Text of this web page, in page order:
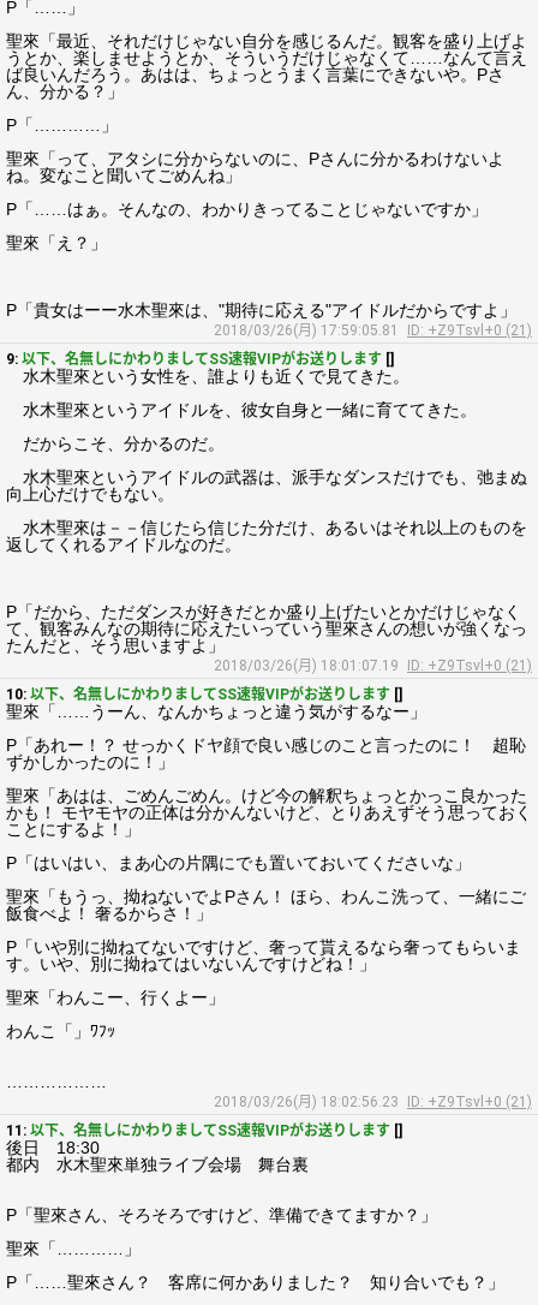
P「……」
聖來「最近、それだけじゃない自分を感じるんだ。観客を盛り上げよ
うとか、楽しませようとか、そういうだけじゃなくて……なんて言え
ば良いんだろう。あはは、ちょっとうまく言葉にできないや。Pさ
ん、分かる？」
P「…………」
聖來「って、アタシに分からないのに、Pさんに分かるわけないよ
ね。変なこと聞いてごめんね」
P「……はぁ。そんなの、わかりきってることじゃないですか」
聖來「え？」
P「貴女はーー水木聖來は、"期待に応える"アイドルだからですよ」
2018/03/26(月) 17:59:05.81
ID: +Z9Tsvl+0 (21)
9: 以下、名無しにかわりましてSS速報VIPがお送りします []
水木聖來という女性を、誰よりも近くで見てきた。
水木聖來というアイドルを、彼女自身と一緒に育ててきた。
だからこそ、分かるのだ。
水木聖來というアイドルの武器は、派手なダンスだけでも、弛まぬ
向上心だけでもない。
水木聖來は－－信じたら信じた分だけ、あるいはそれ以上のものを
返してくれるアイドルなのだ。
P「だから、ただダンスが好きだとか盛り上げたいとかだけじゃなく
て、観客みんなの期待に応えたいっていう聖來さんの想いが強くなっ
たんだと、そう思いますよ」
2018/03/26(月) 18:01:07.19
ID: +Z9Tsvl+0 (21)
10: 以下、名無しにかわりましてSS速報VIPがお送りします []
聖來「……うーん、なんかちょっと違う気がするなー」
P「あれー！？ せっかくドヤ顔で良い感じのこと言ったのに！ 超恥
ずかしかったのに！」
聖來「あはは、ごめんごめん。けど今の解釈ちょっとかっこ良かった
かも！ モヤモヤの正体は分かんないけど、とりあえずそう思っておく
ことにするよ！」
P「はいはい、まあ心の片隅にでも置いておいてくださいな」
聖來「もうっ、拗ねないでよPさん！ ほら、わんこ洗って、一緒にご
飯食べよ！ 奢るからさ！」
P「いや別に拗ねてないですけど、奢って貰えるなら奢ってもらいま
す。いや、別に拗ねてはいないんですけどね！」
聖來「わんこー、行くよー」
わんこ「」ﾜﾌｯ
2018/03/26(月) 18:02:56.23
ID: +Z9Tsvl+0 (21)
11: 以下、名無しにかわりましてSS速報VIPがお送りします []
後日 18:30
都内 水木聖來単独ライブ会場 舞台裏
P「聖來さん、そろそろですけど、準備できてますか？」
聖來「…………」
P「……聖來さん？ 客席に何かありました？ 知り合いでも？」